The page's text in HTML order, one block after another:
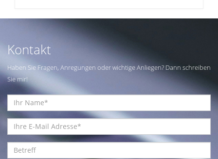
Kontakt
Haben Sie Fragen, Anregungen oder wichtige Anliegen? Dann schreiben
Sie mir!